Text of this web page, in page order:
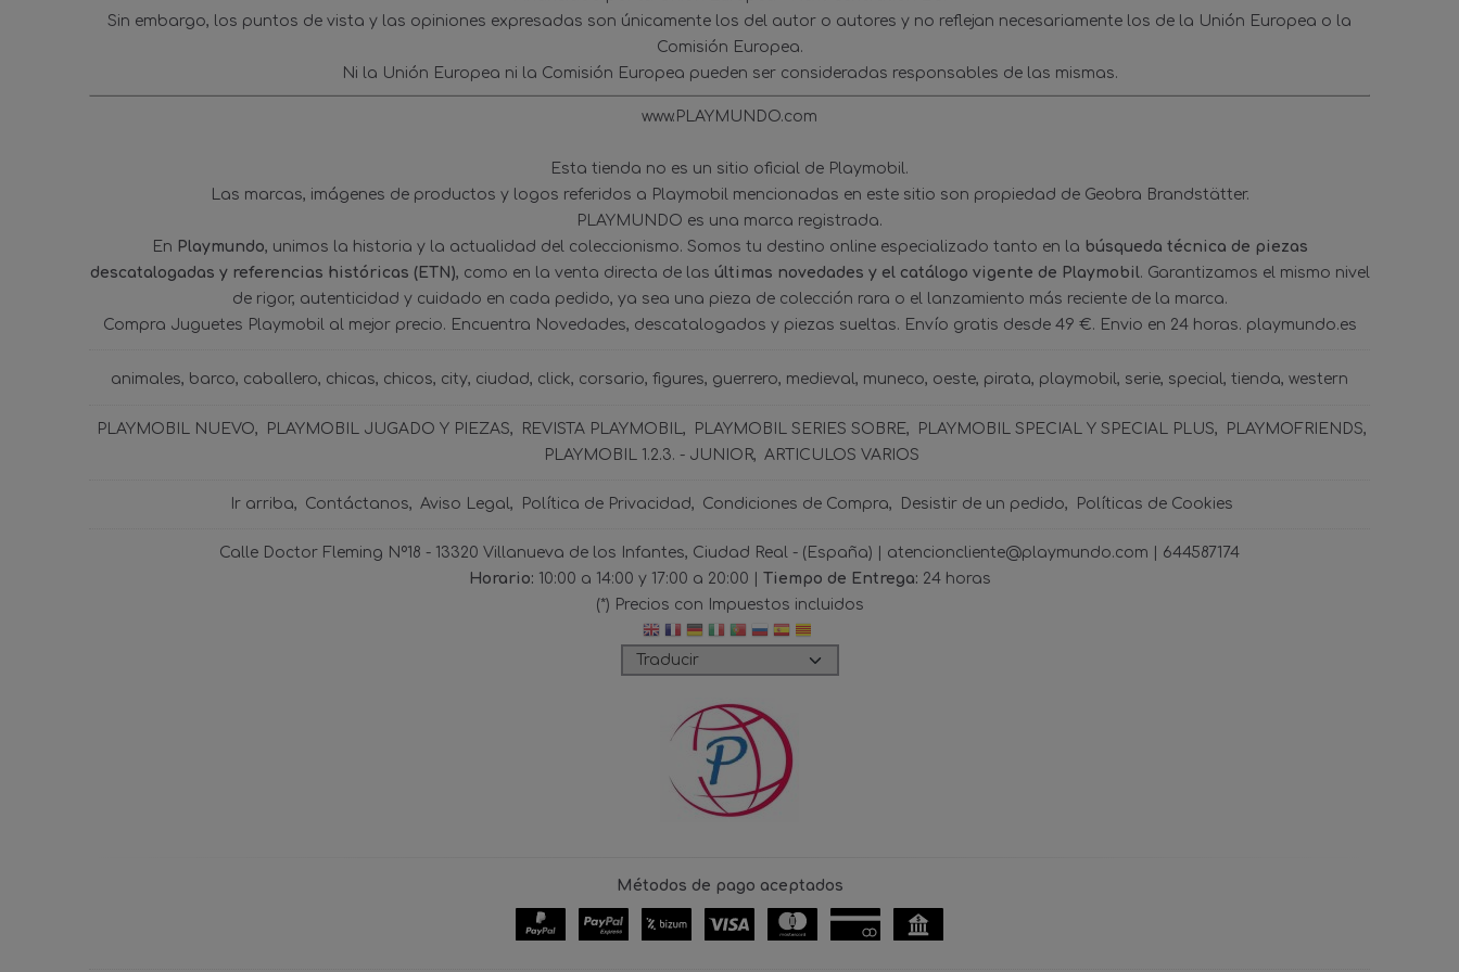
Sin embargo, los puntos de vista y las opiniones expresadas son únicamente los del autor o autores y no reflejan necesariamente los de la Unión Europea o la
Comisión Europea.
Ni la Unión Europea ni la Comisión Europea pueden ser consideradas responsables de las mismas.
www.PLAYMUNDO.com
Esta tienda no es un sitio oficial de Playmobil.
Las marcas, imágenes de productos y logos referidos a Playmobil mencionadas en este sitio son propiedad de Geobra Brandstätter.
PLAYMUNDO es una marca registrada.
En Playmundo, unimos la historia y la actualidad del coleccionismo. Somos tu destino online especializado tanto en la búsqueda técnica de piezas
descatalogadas y referencias históricas (ETN), como en la venta directa de las últimas novedades y el catálogo vigente de Playmobil. Garantizamos el mismo nivel
de rigor, autenticidad y cuidado en cada pedido, ya sea una pieza de colección rara o el lanzamiento más reciente de la marca.
Compra Juguetes Playmobil al mejor precio. Encuentra Novedades, descatalogados y piezas sueltas. Envío gratis desde 49 €. Envio en 24 horas. playmundo.es
animales barco caballero chicas chicos city ciudad click corsario figures guerrero medieval muneco oeste pirata playmobil serie special tienda western
PLAYMOBIL NUEVO PLAYMOBIL JUGADO Y PIEZAS REVISTA PLAYMOBIL PLAYMOBIL SERIES SOBRE PLAYMOBIL SPECIAL Y SPECIAL PLUS
PLAYMOFRIENDS
PLAYMOBIL 1.2.3. - JUNIOR
ARTICULOS VARIOS
Ir arriba Contáctanos Aviso Legal Política de Privacidad Condiciones de Compra Desistir de un pedido Políticas de Cookies
Calle Doctor Fleming Nº18 - 13320 Villanueva de los Infantes, Ciudad Real - (España) | atencioncliente@playmundo.com | 644587174
Horario: 10:00 a 14:00 y 17:00 a 20:00 | Tiempo de Entrega: 24 horas
(*) Precios con Impuestos incluidos
Métodos de pago aceptados